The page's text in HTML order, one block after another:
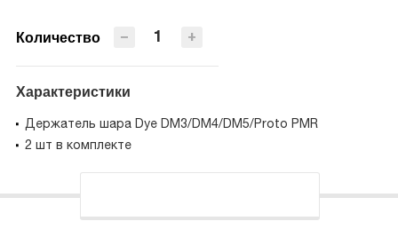
Количество +
−
Характеристики
Держатель шара Dye DM3/DM4/DM5/Proto PMR
2 шт в комплекте